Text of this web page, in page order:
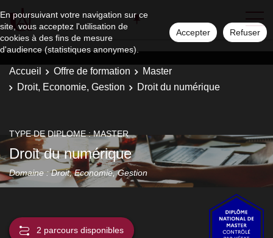
En poursuivant votre navigation sur ce
site, vous acceptez l'utilisation de
cookies à des fins de mesure
d'audience (statistiques anonymes).
Accepter Refuser
Accueil Offre de formation
Master
Droit, Economie, Gestion
Droit du numérique
TYPE DE DIPLOME : MASTER
Droit du numérique
Domaine : Droit, Economie, Gestion
2 parcours disponibles